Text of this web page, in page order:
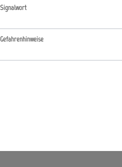
Signalwort
Gefahrenhinweise